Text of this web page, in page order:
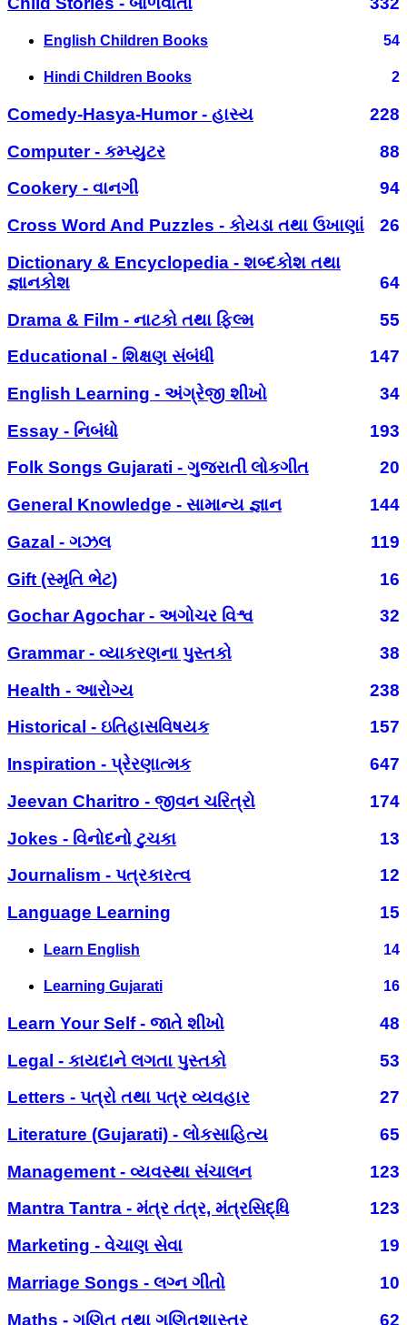
English Children Books 54
Hindi Children Books 2
Comedy-Hasya-Humor - હાસ્ય
228
Computer - કમ્પ્યુટર
88
Cookery - વાનગી
94
Cross Word And Puzzles - કોયડા તથા ઉખાણાં
26
Dictionary & Encyclopedia - શબ્દકોશ તથા
જ્ઞાનકોશ
64
Drama & Film - નાટકો તથા ફિલ્મ
55
Educational - શિક્ષણ સંબંધી
147
English Learning - અંગ્રેજી શીખો
34
Essay - નિબંધો
193
Folk Songs Gujarati - ગુજરાતી લોકગીત
20
General Knowledge - સામાન્ય જ્ઞાન
144
Gazal - ગઝલ
119
Gift (સ્મૃતિ ભેટ)
16
Gochar Agochar - અગોચર વિશ્વ
32
Grammar - વ્યાકરણના પુસ્તકો
38
Health - આરોગ્ય
238
Historical - ઇતિહાસવિષયક
157
Inspiration - પ્રેરણાત્મક
647
Jeevan Charitro - જીવન ચરિત્રો
174
Jokes - વિનોદનો ટુચકા
13
Journalism - પત્રકારત્વ
12
Language Learning
15
Learn English 14
Learning Gujarati 16
Learn Your Self - જાતે શીખો
48
Legal - કાયદાને લગતા પુસ્તકો
53
Letters - પત્રો તથા પત્ર વ્યવહાર
27
Literature (Gujarati) - લોકસાહિત્ય
65
Management - વ્યવસ્થા સંચાલન
123
Mantra Tantra - મંત્ર તંત્ર, મંત્રસિદ્ધિ
123
Marketing - વેચાણ સેવા
19
Marriage Songs - લગ્ન ગીતો
10
Maths - ગણિત તથા ગણિતશાસ્ત્ર
62